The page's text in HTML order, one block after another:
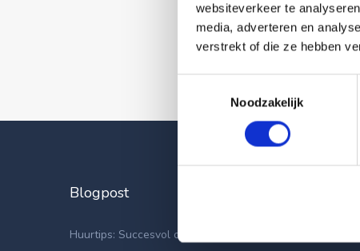
websiteverkeer te
media, adverteren en
verstrekt of die ze hebben
Noodzakelijk
Blogpost
Huurtips: Succesvol op zoek naar een nieuwe